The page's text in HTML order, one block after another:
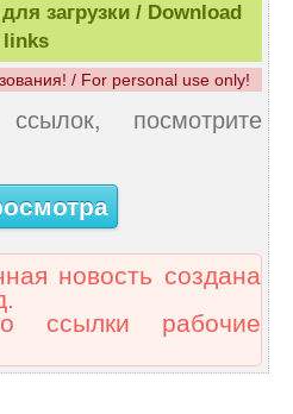
загрузки / Download
links
/ For personal use only!
посмотрите
новость создана
ссылки рабочие